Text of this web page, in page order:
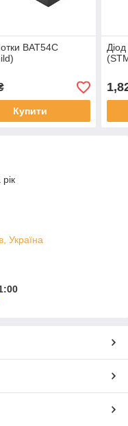
BAT54C
Купити
Україна